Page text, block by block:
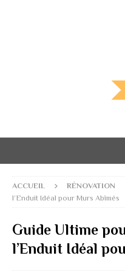
ACCUEIL RÉNOVATION
l’Enduit Idéal pour Murs Abîmés
Guide Ultime
l’Enduit Idéal